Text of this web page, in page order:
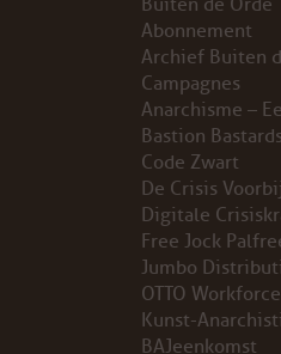
ANARCHISTISCHE GROEP
ANARCHISTISCH
ANARCHISTISCH
VB AMSTERDAM
VRIJ COLLECTIEF KORTRIJK
Buiten de Orde
Abonnement
Archief Buiten
Campagnes
Anarchisme –
Bastion Bastards
Code Zwart
De Crisis Voorbij
Digitale
Free Jock
Jumbo
OTTO Workforce
Kunst-
BAJeenkomst